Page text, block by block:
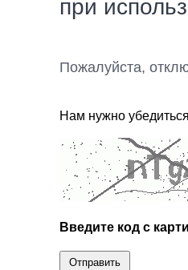
при
Пожалуйста,
Нам нужно
Введите код с
Отправить